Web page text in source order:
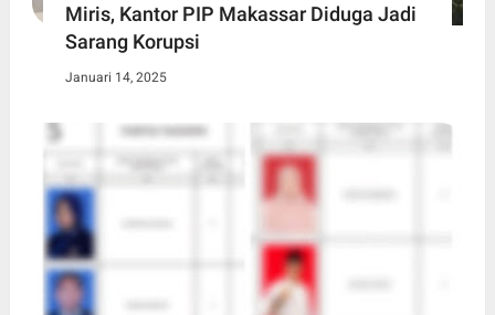
Miris, Kantor PIP Makassar Diduga Jadi
Sarang Korupsi
Januari 14, 2025